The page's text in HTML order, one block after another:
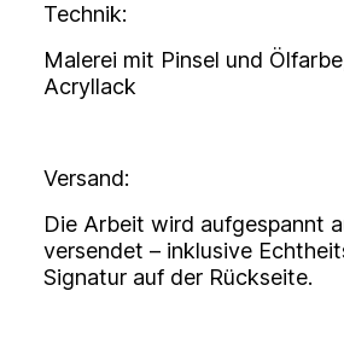
Technik:
Malerei mit Pinsel und
Acryllack
Versand:
Die Arbeit wird aufgespannt
versendet – inklusive
Signatur auf der Rückseite.